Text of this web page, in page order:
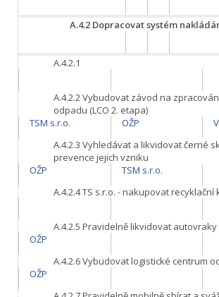
A.4.2Dopracovat systém
A.4.2.1
A.4.2.2Vybudovat závod na
odpadu (LCO 2. etapa)
TSM s.r.o.
OŽP
A.4.2.3 Vyhledávat a likvidovat černé
prevence jejich vzniku
OŽP
TSM s.r.o.
A.4.2.4TS s.r.o. - nakupovat recyklační
A.4.2.5 Pravidelně likvidovat
OŽP
A.4.2.6Vybudovat logistické centrum
OŽP